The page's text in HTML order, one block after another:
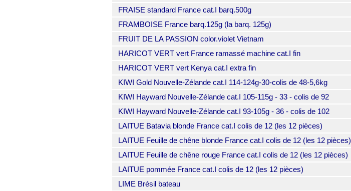
FRAISE standard France cat.I barq.500g
FRAMBOISE France barq.125g (la barq. 125g)
FRUIT DE LA PASSION color.violet Vietnam
HARICOT VERT vert France ramassé machine cat.I fin
HARICOT VERT vert Kenya cat.I extra fin
KIWI Gold Nouvelle-Zélande cat.I 114-124g-30-colis de 48-5,6kg
KIWI Hayward Nouvelle-Zélande cat.I 105-115g - 33 - colis de 92
KIWI Hayward Nouvelle-Zélande cat.I 93-105g - 36 - colis de 102
LAITUE Batavia blonde France cat.I colis de 12 (les 12 pièces)
LAITUE Feuille de chêne blonde France cat.I colis de 12 (les 12 pièces)
LAITUE Feuille de chêne rouge France cat.I colis de 12 (les 12 pièces)
LAITUE pommée France cat.I colis de 12 (les 12 pièces)
LIME Brésil bateau